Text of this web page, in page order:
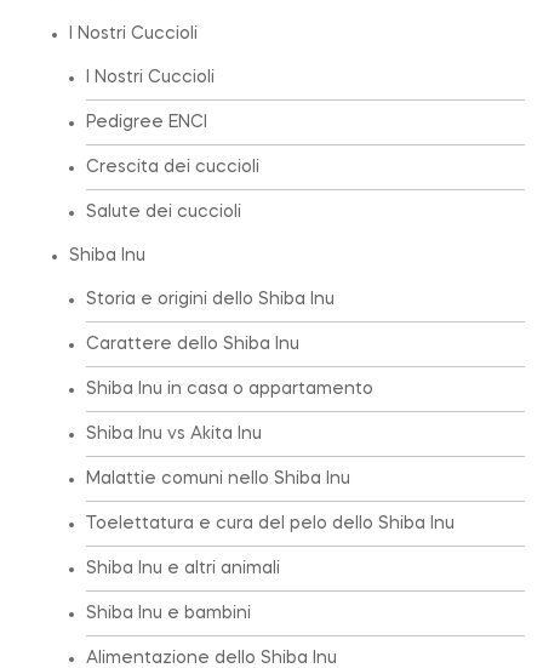
I Nostri Cuccioli
I Nostri Cuccioli
Pedigree ENCI
Crescita dei cuccioli
Salute dei cuccioli
Shiba Inu
Storia e origini dello Shiba Inu
Carattere dello Shiba Inu
Shiba Inu in casa o appartamento
Shiba Inu vs Akita Inu
Malattie comuni nello Shiba Inu
Toelettatura e cura del pelo dello Shiba Inu
Shiba Inu e altri animali
Shiba Inu e bambini
Alimentazione dello Shiba Inu